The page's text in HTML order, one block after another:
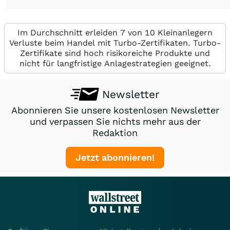
Im Durchschnitt erleiden 7 von 10 Kleinanlegern
Verluste beim Handel mit Turbo-Zertifikaten. Turbo-
Zertifikate sind hoch risikoreiche Produkte und
nicht für langfristige Anlagestrategien geeignet.
Newsletter
Abonnieren Sie unsere kostenlosen Newsletter
und verpassen Sie nichts mehr aus der
Redaktion
Jetzt abonnieren!